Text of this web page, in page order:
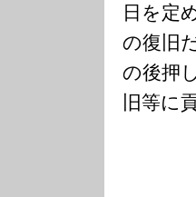
日を定
の復旧
の後押
旧等に